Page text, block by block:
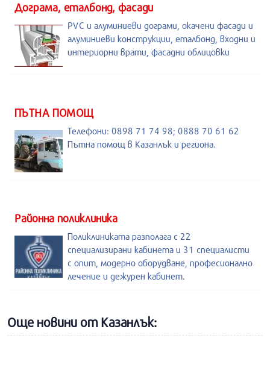
Дограма, еталбонд, фасади
PVC и алуминиеви дограми, окачени фасади и
алуминиеви конструкции, еталбонд, входни и
интериорни врати, фасадни облицовки
ПЪТНА ПОМОЩ
Телефони: 0898 71 74 98; 0888 70 61 62
Пътна помощ в Казанлък и региона.
Районна поликлиника
Поликлиниката разполага с 22
специализирани кабинета и 31 специалисти
с опит, модерно оборудване, професионално
лечение и дежурен кабинет.
Още новини от Казанлък: